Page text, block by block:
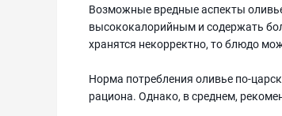
Возможные вредные аспекты
высококалорийным и содержать
хранятся некорректно, то блюдо
Норма потребления оливье по-
рациона. Однако, в среднем,